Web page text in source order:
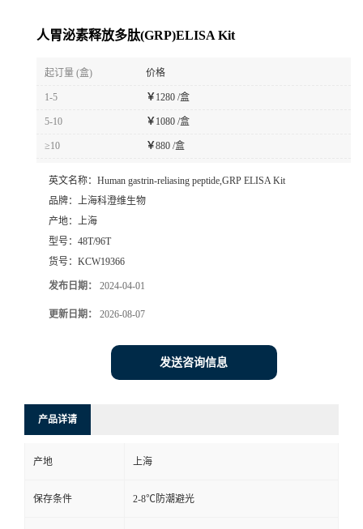
人胃泌素释放多肽(GRP)ELISA Kit
起订量 (盒) 价格
1-5 ￥1280 /盒
5-10 ￥1080 /盒
≥10 ￥880 /盒
英文名称： Human gastrin-reliasing peptide,GRP ELISA Kit
品牌：
上海科澄维生物
产地：
上海
型号： 48T/96T
货号： KCW19366
发布日期： 2024-04-01
更新日期： 2026-08-07
发送咨询信息
产品详请
产地 上海
保存条件 2-8℃防潮避光